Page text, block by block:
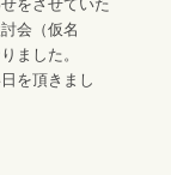
をさせていた
会（仮名
ました。
を頂きまし